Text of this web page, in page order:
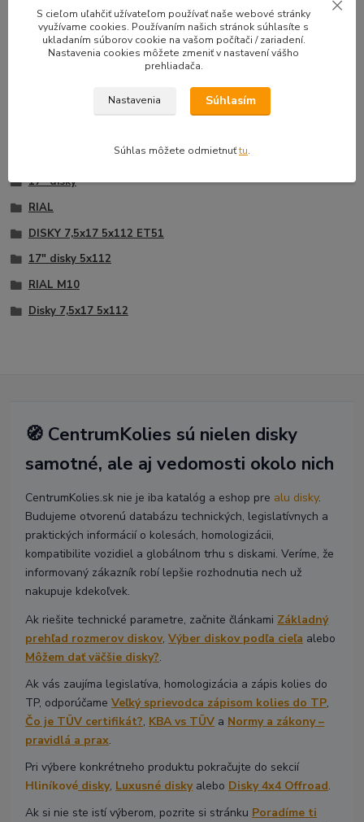
33,50 EUR/sada
27,24 EURbez DPH
Na sklade |
Doprava zadarmo
Pridať do košíka
39,90
32,44 EUR
Tovar zaradený v kategóriách
17" disky
RIAL
DISKY 7,5x17 5x112 ET51
17" disky 5x112
RIAL M10
Disky 7,5x17 5x112
🧭 CentrumKolies sú nielen disky
samotné, ale aj vedomosti okolo nich
CentrumKolies.sk nie je iba katalóg a eshop pre alu disky.
Budujeme otvorenú databázu technických, legislatívnych a
praktických informácií o kolesách, homologizácii,
kompatibilite vozidiel a globálnom trhu s diskami. Veríme, že
informovaný zákazník robí lepšie rozhodnutia nech už
nakupuje kdekoľvek.
Ak riešite technické parametre, začnite článkami Základný
prehľad rozmerov diskov,Výber diskov podľa cieľa alebo
Môžem dať väčšie disky?.
Ak vás zaujíma legislatíva, homologizácia a zápis kolies do
TP, odporúčameVeľký sprievodca zápisom kolies do TP,
Čo je TÜV certifikát?, KBA vs TÜV a Normy a zákony –
pravidlá a prax.
Pri výbere konkrétneho produktu pokračujte do sekcií
Hliníkové disky, Luxusné diskyalebo Disky 4x4 Offroad.
Ak si nie ste istí výberom, pozrite si stránku Poradíme ti
S cieľom uľahčiť užívateľom používať naše webové stránky
využívame cookies. Používaním našich stránok súhlasíte s
ukladaním súborov cookie na vašom počítači / zariadení.
Nastavenia cookies môžete zmeniť v nastavení vášho
prehliadača.
Nastavenia Súhlasím
Súhlas môžete odmietnuťtu.